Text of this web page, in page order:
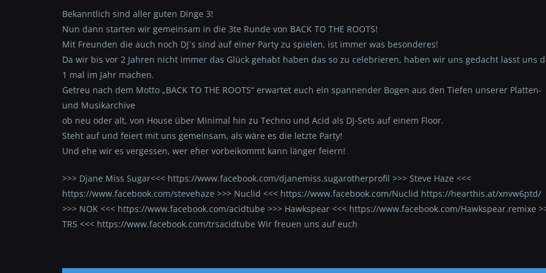
Bekanntlich sind aller guten Dinge 3!
Nun dann starten wir gemeinsam in die 3te Runde von BACK TO THE ROOTS!
Mit Freunden die auch noch DJ`s sind auf einer Party zu spielen, ist immer was besonderes!
Da wir bis vor 2 Jahren nicht immer das Glück gehabt haben das so zu celebrieren, haben wir uns gedacht lasst uns
1 mal im Jahr machen.
Getreu nach dem Motto „BACK TO THE ROOTS“ erwartet euch ein spannender Bogen aus den Tiefen unserer Platten-
und Musikarchive
ob neu oder alt, von House über Minimal hin zu Techno und Acid als DJ-Sets auf einem Floor.
Steht auf und feiert mit uns gemeinsam, als wäre es die letzte Party!
Und ehe wir es vergessen, wer eher vorbeikommt kann länger feiern!
>>> Djane Miss Sugar<<< https://www.facebook.com/djanemiss.sugarotherprofil >>> Steve Haze <<<
https://www.facebook.com/stevehaze >>> Nuclid <<< https://www.facebook.com/Nuclid https://hearthis.at/xnvw6ptd/
>>> NOK <<< https://www.facebook.com/acidtube >>> Hawkspear <<< https://www.facebook.com/Hawkspear.remixe
TRS <<< https://www.facebook.com/trsacidtube Wir freuen uns auf euch